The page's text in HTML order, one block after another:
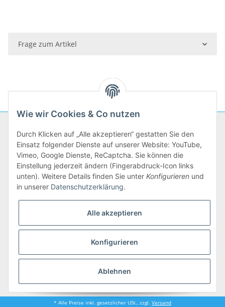
Frage zum Artikel
mein kochbedarf:
Service
Vertrag widerrufen
Einzel- & Großhandel für hochwertigen Gastronomiebedarf seit 1991
info@kochbedarf.de.::. E-Mail:
* Alle Preise inkl. gesetzlicher USt., zzgl. Versand
Wie wir Cookies & Co nutzen
Durch Klicken auf „Alle akzeptieren“ gestatten Sie den
Einsatz folgender Dienste auf unserer Website: YouTube,
Vimeo, Google Dienste, ReCaptcha. Sie können die
Einstellung jederzeit ändern (Fingerabdruck-Icon links
unten). Weitere Details finden Sie unter Konfigurieren und
in unserer Datenschutzerklärung.
Alle akzeptieren
Konfigurieren
Ablehnen